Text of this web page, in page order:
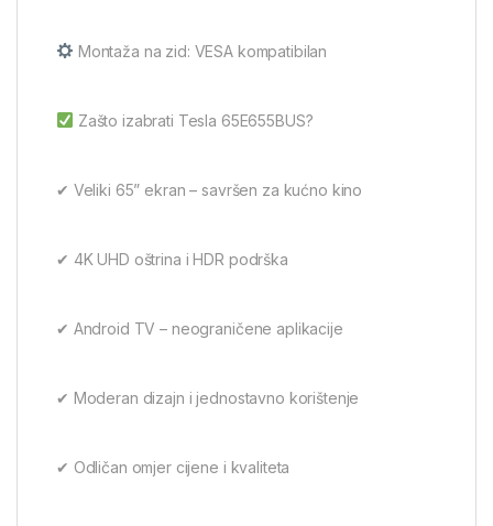
Montaža na zid: VESA kompatibilan
Zašto izabrati Tesla 65E655BUS?
✔ Veliki 65” ekran – savršen za kućno kino
✔ 4K UHD oštrina i HDR podrška
✔ Android TV – neograničene aplikacije
✔ Moderan dizajn i jednostavno korištenje
✔ Odličan omjer cijene i kvaliteta